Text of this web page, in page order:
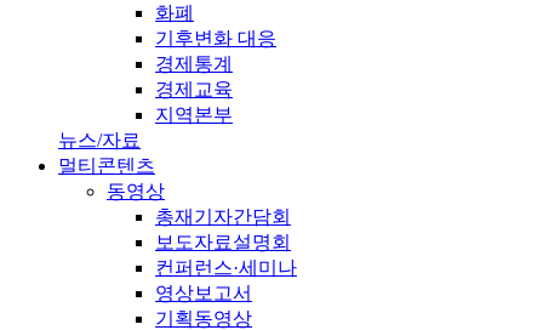
화폐
기후변화 대응
경제통계
경제교육
지역본부
뉴스/자료
멀티콘텐츠
동영상
총재기자간담회
보도자료설명회
컨퍼런스·세미나
영상보고서
기획동영상